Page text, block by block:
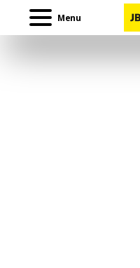
Menu